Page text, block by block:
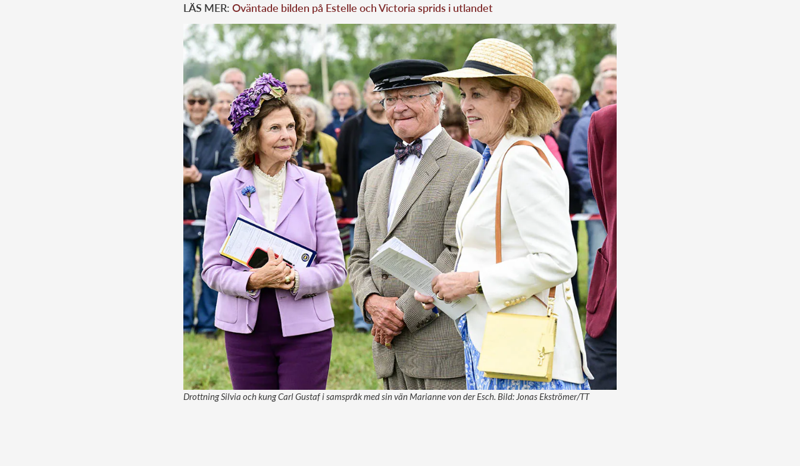
LÄS MER: Oväntade bilden på Estelle och Victoria sprids i utlandet
Drottning Silvia och kung Carl Gustaf i samspråk med sin vän Marianne von der Esch. Bild: Jonas Ekströmer/TT